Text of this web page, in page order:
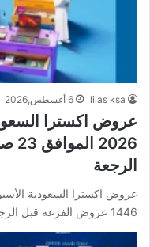
lilas ksa 6 أغسطس,2026
الرجعة
1446 عروض الفزعة قبل الرجعة . الجودة تصنع فرقاً والعروض…